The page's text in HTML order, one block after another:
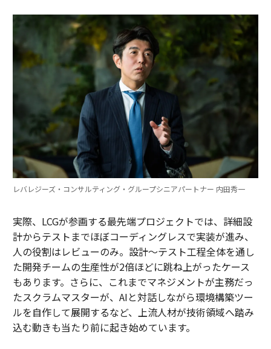
レバレジーズ・コンサルティング・グループシニアパートナー 内田秀一
実際、LCGが参画する最先端プロジェクトでは、詳細設
計からテストまでほぼコーディングレスで実装が進み、
人の役割はレビューのみ。設計～テスト工程全体を通し
た開発チームの生産性が2倍ほどに跳ね上がったケース
もあります。さらに、これまでマネジメントが主務だっ
たスクラムマスターが、AIと対話しながら環境構築ツー
ルを自作して展開するなど、上流人材が技術領域へ踏み
込む動きも当たり前に起き始めています。